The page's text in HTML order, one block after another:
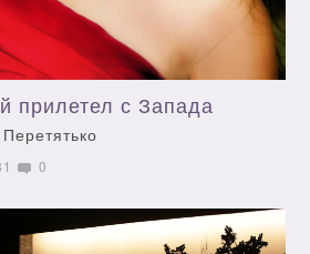
прилетел с Запада
0